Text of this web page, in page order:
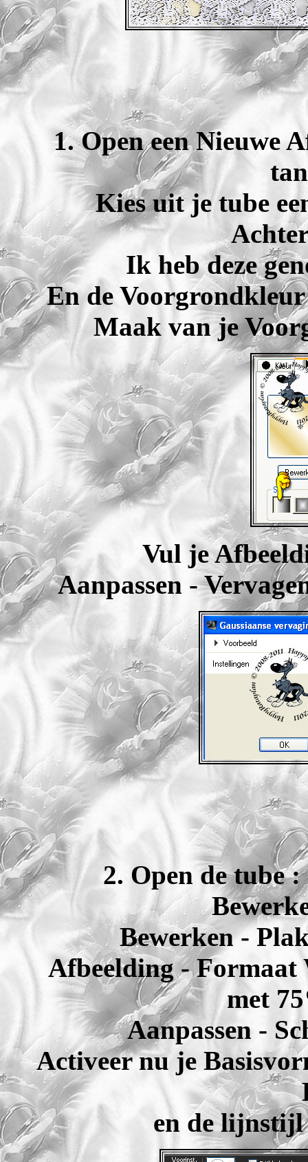
1. Open een Nieuwe
Kies uit je tube
Ik heb deze
En de
Maak van je
Vul je
Aanpassen -
2. Open de tube
Bewerken -
Afbeelding - Formaat
met
Aanpassen -
Activeer nu je
en de